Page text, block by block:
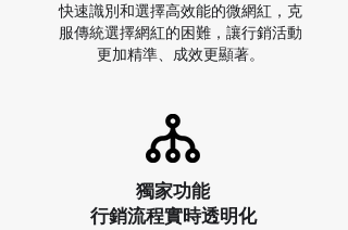
快速識別和選擇高效能的微網紅，克
服傳統選擇網紅的困難，讓行銷活動
更加精準、成效更顯著。
獨家功能
行銷流程實時透明化